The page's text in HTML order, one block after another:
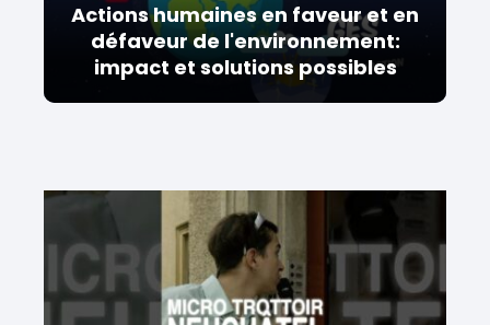
Actions humaines en faveur et en
défaveur de l'environnement:
impact et solutions possibles